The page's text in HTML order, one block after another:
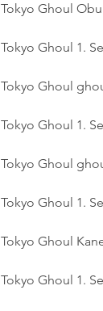
Tokyo Ghoul Obur
Tokyo Ghoul 1.
Tokyo Ghoul
Tokyo Ghoul 1.
Tokyo Ghoul
Tokyo Ghoul 1.
Tokyo Ghoul
Tokyo Ghoul 1.